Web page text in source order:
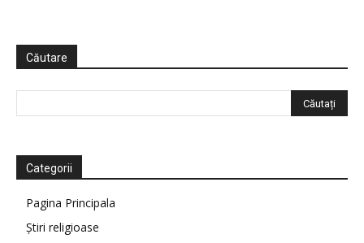
Căutare
Categorii
Pagina Principala
Știri religioase